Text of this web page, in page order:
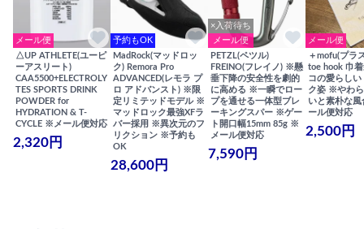
メール便
△UP ATHLETE(ユーピ
ーアスリート)
CAA5500+ELECTROLY
TES SPORTS DRINK
POWDER for
HYDRATION & T-
CYCLE ※メール便対応
2,320円
予約もOK
MadRock(マッドロッ
ク) Remora Pro
ADVANCED(レモラ プ
ロ アドバンスト) ※限
定リミテッドモデル ※
マッドロック最強XFラ
バー採用 ※異次元のフ
リクション ※予約も
OK
28,600円
×入荷待ち
メール便
PETZL(ペツル)
FREINO(フレイノ) ※懸
垂下降の安全性を劇的
に高める ※一瞬でロー
プを通せる一体型ブレ
ーキングスパー ※ゲー
ト開口幅15mm 85g ※
メール便対応
7,590円
メール便
＋mofu(プラ
toe hook 巾
コの愛らしい
ク姿 ※やわ
いと素朴な
ール便対応
2,500円